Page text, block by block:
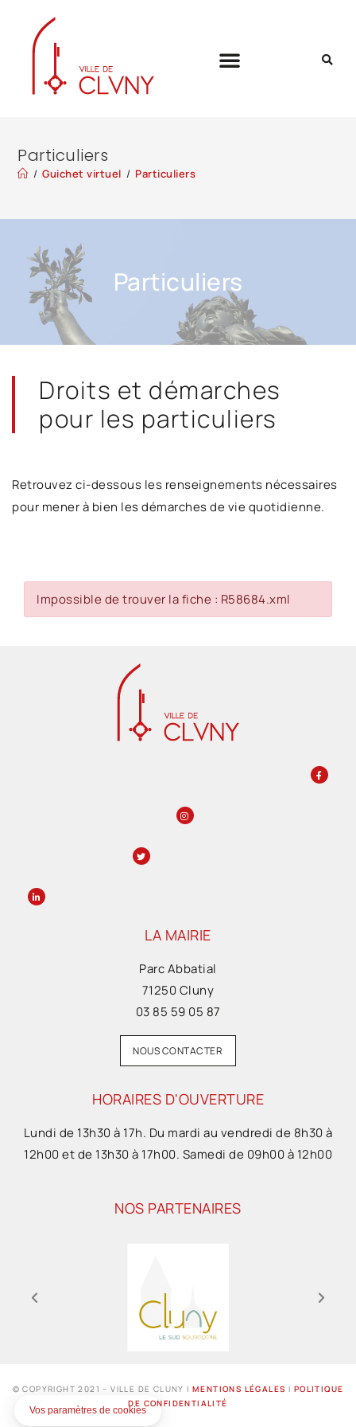
Particuliers
/ Guichet virtuel / Particuliers
Particuliers
Droits et démarches
pour les particuliers
Retrouvez ci-dessous les renseignements nécessaires
pour mener à bien les démarches de vie quotidienne.
Impossible de trouver la fiche : R58684.xml
LA MAIRIE
Parc Abbatial
71250 Cluny
03 85 59 05 87
NOUS CONTACTER
HORAIRES D'OUVERTURE
Lundi de 13h30 à 17h. Du mardi au vendredi de 8h30 à
12h00 et de 13h30 à 17h00. Samedi de 09h00 à 12h00
NOS PARTENAIRES
© COPYRIGHT 2021 – VILLE DE CLUNY IMENTIONS LÉGALES I POLITIQUE
DE CONFIDENTIALITÉ